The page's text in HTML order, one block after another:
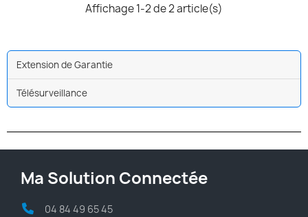
Extension de Garantie
Télésurveillance
Affichage 1-2 de 2 article(s)
Ma Solution Connectée
04 84 49 65 45